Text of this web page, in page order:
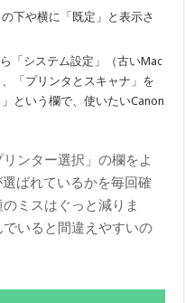
下や横に「既定」と表示さ
「システム設定」（古いMac
「プリンタとスキャナ」を
という欄で、使いたいCanon
ンター選択」の欄をよ
ばれているかを毎回確
ミスはぐっと減りま
いると間違えやすいの